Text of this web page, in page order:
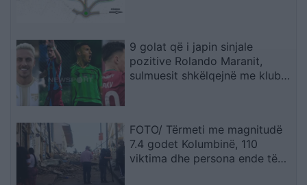
9 golat që i japin sinjale
pozitive Rolando Maranit,
sulmuesit shkëlqejnë me klubet
FOTO/ Tërmeti me magnitudë
7.4 godet Kolumbinë, 110
viktima dhe persona ende të